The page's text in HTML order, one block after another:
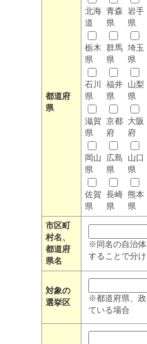
都道府
県
北海
道
青森
県
岩手
県
栃木
県
群馬
県
埼玉
県
石川
県
福井
県
山梨
県
滋賀
県
京都
府
大阪
府
岡山
県
広島
県
山口
県
佐賀
県
長崎
県
熊本
県
市区町
村名、
都道府
県名
※同名の自治体
することで分
対象の
選挙区
※都道府県、政
ている場合